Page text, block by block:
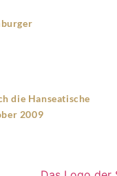
die Hanseatische
2009